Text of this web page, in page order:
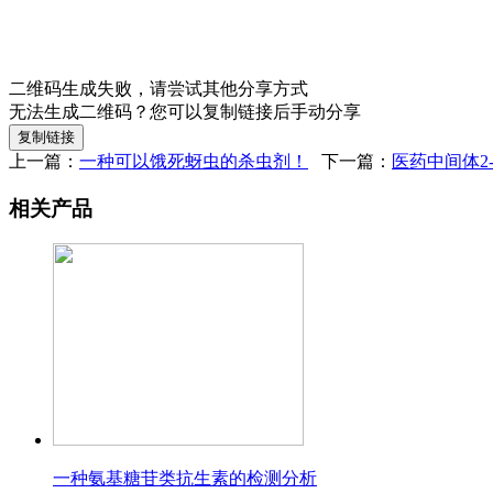
二维码生成失败，请尝试其他分享方式
无法生成二维码？您可以复制链接后手动分享
复制链接
上一篇： 一种可以饿死蚜虫的杀虫剂！ 下一篇： 医药中间体
相关产品
一种氨基糖苷类抗生素的检测分析